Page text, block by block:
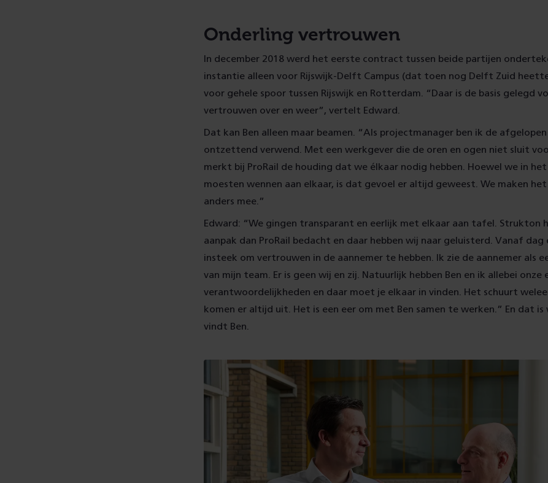
Onderling vertrouwen
In december 2018 werd het eerste contract tussen beide partijen
instantie alleen voor Rijswijk-Delft Campus (dat toen nog Delft Zuid
voor gehele spoor tussen Rijswijk en Rotterdam. “Daar is de basis gelegd
vertrouwen over en weer”, vertelt Edward.
Dat kan Ben alleen maar beamen. “Als projectmanager ben ik de
ontzettend verwend. Met een werkgever die de oren en ogen niet sluit
merkt bij ProRail de houding dat we élkaar nodig hebben. Hoewel we in
moesten wennen aan elkaar, is dat gevoel er altijd geweest. We maken
anders mee.”
Edward: “We gingen transparant en eerlijk met elkaar aan tafel. Strukton
aanpak dan ProRail bedacht en daar hebben wij naar geluisterd. Vanaf dag
insteek om vertrouwen in de aannemer te hebben. Ik zie de aannemer als
van mijn team. Er is geen wij en zij. Natuurlijk hebben Ben en ik allebei onze
verantwoordelijkheden en daar moet je elkaar in vinden. Het schuurt
komen er altijd uit. Het is een eer om met Ben samen te werken.” En dat is
vindt Ben.